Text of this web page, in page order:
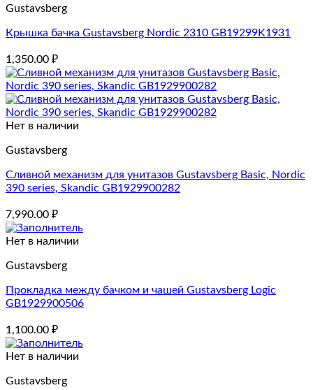
Gustavsberg
Крышка бачка Gustavsberg Nordic 2310 GB19299K1931
1,350.00 ₽
Нет в наличии
Gustavsberg
Сливной механизм для унитазов Gustavsberg Basic, Nordic
390 series, Skandic GB1929900282
7,990.00 ₽
Нет в наличии
Gustavsberg
Прокладка между бачком и чашей Gustavsberg Logic
GB1929900506
1,100.00 ₽
Нет в наличии
Gustavsberg